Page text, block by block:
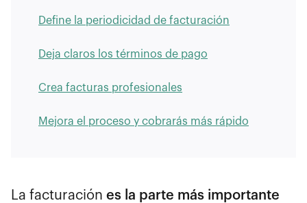
Define la periodicidad de facturación
Deja claros los términos de pago
Crea facturas profesionales
Mejora el proceso y cobrarás más rápido
La facturación es la parte más importante